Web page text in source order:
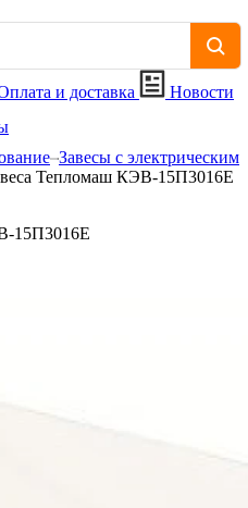
и доставка
Новости
Завесы с электрическим
Тепломаш КЭВ-15П3016Е
15П3016Е